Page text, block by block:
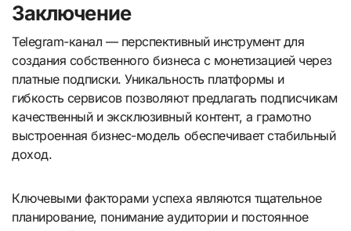
Заключение
Telegram-канал — перспективный инструмент для
создания собственного бизнеса с монетизацией через
платные подписки. Уникальность платформы и
гибкость сервисов позволяют предлагать подписчикам
качественный и эксклюзивный контент, а грамотно
выстроенная бизнес-модель обеспечивает стабильный
доход.
Ключевыми факторами успеха являются тщательное
планирование, понимание аудитории и постоянное